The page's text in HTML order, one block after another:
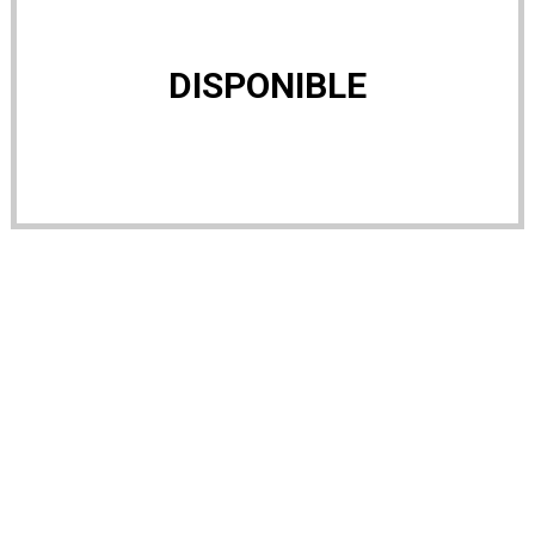
DISPONIBLE